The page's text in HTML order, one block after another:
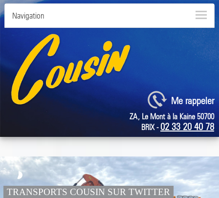
Navigation
Me rappeler
ZA, Le Mont à la Kaine 50700
BRIX - 02 33 20 40 78
TRANSPORTS COUSIN SUR TWITTER